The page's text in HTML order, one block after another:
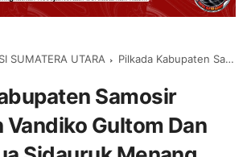
SUMATERA UTARA Pilkada Kabupaten Samosir Pasangan Vandiko Gultom Dan Ariston Tua Sidauruk Menang Telak 62,85 Persen
Samosir
Vandiko Gultom Dan